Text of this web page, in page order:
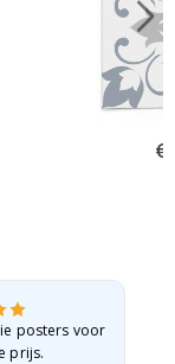
posters voor
prijs.